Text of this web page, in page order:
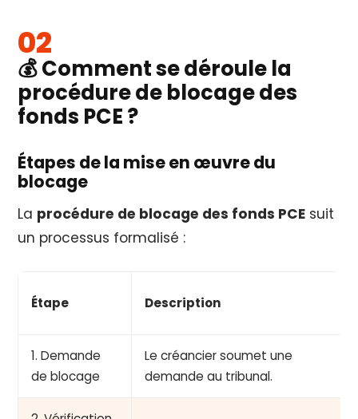
💰 Comment se déroule la
procédure de blocage des
fonds PCE ?
Étapes de la mise en œuvre du
blocage
La procédure de blocage des fonds PCE suit
un processus formalisé :
Étape Description
1. Demande
de blocage
Le créancier soumet une
demande au tribunal.